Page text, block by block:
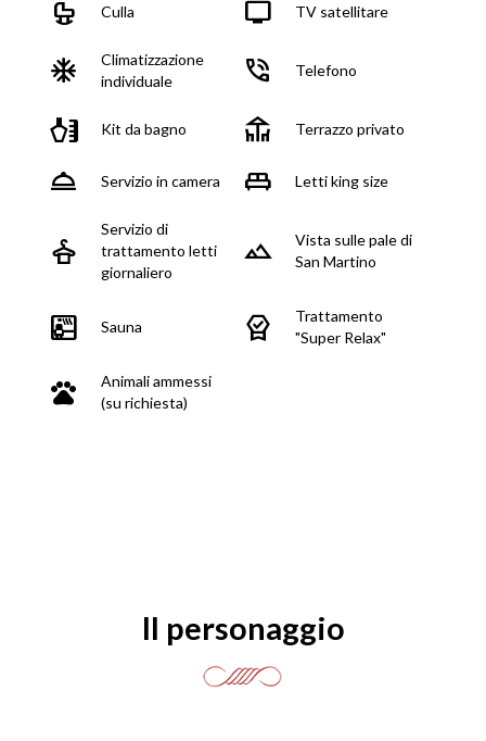
crib Culla tv TV satellitare
mode_cool
Climatizzazione
individuale
phone_in_talk Telefono
health_and_beauty Kit da bagno deck Terrazzo privato
room_service Servizio in camera king_bed Letti king size
styler
Servizio di
trattamento letti
giornaliero
landscape
Vista sulle pale di
San Martino
sauna Sauna editor_choice
Trattamento
"Super Relax"
pets
Animali ammessi
(su richiesta)
Il personaggio